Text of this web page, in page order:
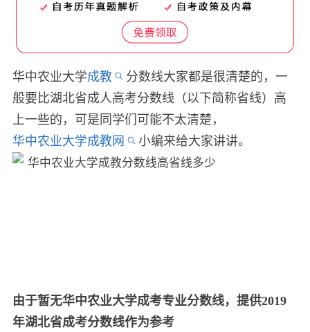
华中农业大学成教
分数线大家都是很清楚的，一
般要比湖北省成人高考分数线（以下简称省线）高
上一些的，可是同学们可能不太清楚，
华中农业大学成教网
小编来给大家讲讲。
由于暂无华中农业大学成考专业分数线，提供2019
年湖北省成考分数线作为参考